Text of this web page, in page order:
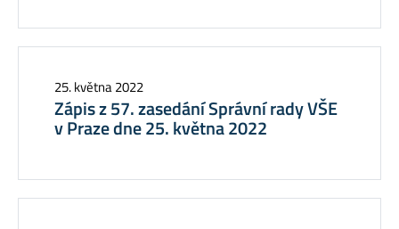
25. května 2022
Zápis z 57. zasedání Správní rady VŠE
v Praze dne 25. května 2022